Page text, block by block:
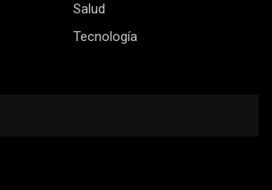
Salud
Tecnología